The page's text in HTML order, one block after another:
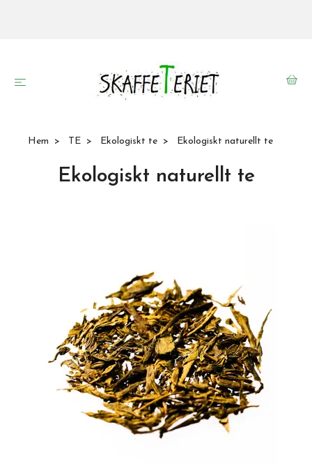
Hem TE Ekologiskt te Ekologiskt naturellt te
Ekologiskt naturellt te